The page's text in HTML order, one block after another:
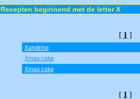
Recepten beginnend met de letter X
[ 1 ]
Xandrine
Xmas cake
Xmas cake
[ 1 ]